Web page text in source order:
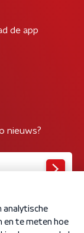
de app
nieuws?